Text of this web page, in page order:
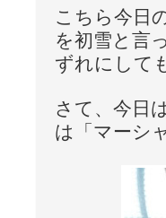
こちら今日
を初雪と言
ずれにして
さて、今日
は「マーシ